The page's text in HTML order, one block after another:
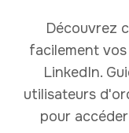
Découvrez
facilement
LinkedIn.
utilisateurs
pour